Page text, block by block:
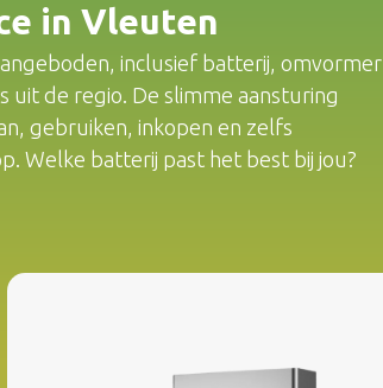
in Vleuten
inclusief batterij, omvormer
de regio. De slimme aansturing
gebruiken, inkopen en zelfs
Welke batterij past het best bij jou?